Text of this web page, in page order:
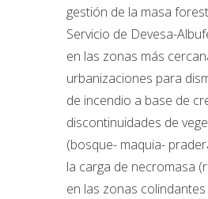
gestión de la masa
Servicio de Devesa-
en las zonas más
urbanizaciones para
de incendio a base de
discontinuidades de
(bosque- maquia-
la carga de necromasa
en las zonas colindantes